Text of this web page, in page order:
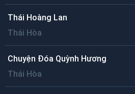
Thái Hoàng Lan
Thái Hòa
Chuyện Đóa Quỳnh Hương
Thái Hòa